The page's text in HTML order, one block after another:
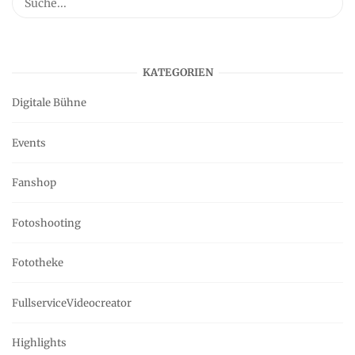
KATEGORIEN
Digitale Bühne
Events
Fanshop
Fotoshooting
Fototheke
FullserviceVideocreator
Highlights